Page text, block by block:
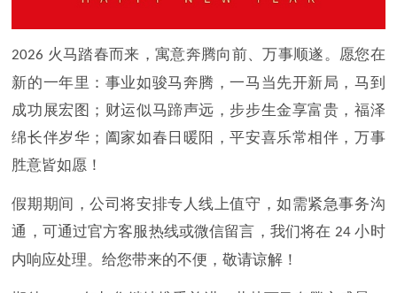
2026 火马踏春而来，寓意奔腾向前、万事顺遂。愿您在
新的一年里：事业如骏马奔腾，一马当先开新局，马到
成功展宏图；财运似马蹄声远，步步生金享富贵，福泽
绵长伴岁华；阖家如春日暖阳，平安喜乐常相伴，万事
胜意皆如愿！
假期期间，公司将安排专人线上值守，如需紧急事务沟
通，可通过官方客服热线或微信留言，我们将在 24小时
内响应处理。给您带来的不便，敬请谅解！